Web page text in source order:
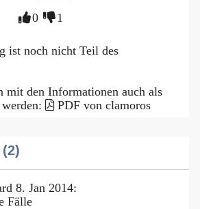
0 1
ist noch nicht Teil des
mit den Informationen auch als
PDF von clamoros
8. Jan 2014:
Fälle